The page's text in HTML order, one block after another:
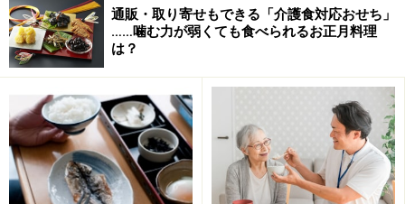
労働基準法で定められた法定労働時間(1日8時間または週
40時間）を超えた残業などを制限してもらうことを指
す。
所定外労働の制限・免除の内容・対象者
通販・取り寄せもできる「介護食対応おせち」
……噛む力が弱くても食べられるお正月料理
は？